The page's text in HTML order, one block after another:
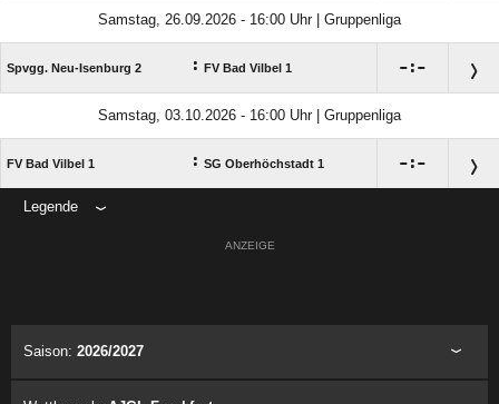
Samstag, 26.09.2026 - 16:00 Uhr | Gruppenliga
Spvgg. Neu-Isenburg 2 : FV Bad Vilbel 1 :
Samstag, 03.10.2026 - 16:00 Uhr | Gruppenliga
FV Bad Vilbel 1 : SG Oberhöchstadt 1 :
Legende
ANZEIGE
Saison: 2026/2027